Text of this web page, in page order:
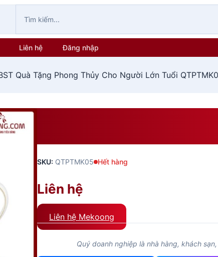
Liên hệ Đăng nhập
Quà Tặng Phong Thủy Cho Người Lớn Tuổi
SKU: QTPTMK05 Hết hàng
Liên hệ
Liên hệ Mekoong
Quý doanh nghiệp là nhà hàng, khách